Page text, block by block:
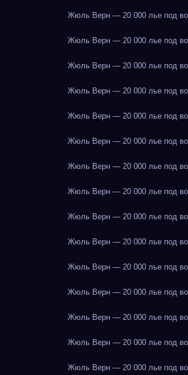
Жюль Верн — 20 000 лье под
Жюль Верн — 20 000 лье под
Жюль Верн — 20 000 лье под
Жюль Верн — 20 000 лье под
Жюль Верн — 20 000 лье под
Жюль Верн — 20 000 лье под
Жюль Верн — 20 000 лье под
Жюль Верн — 20 000 лье под
Жюль Верн — 20 000 лье под
Жюль Верн — 20 000 лье под
Жюль Верн — 20 000 лье под
Жюль Верн — 20 000 лье под
Жюль Верн — 20 000 лье под
Жюль Верн — 20 000 лье под
Жюль Верн — 20 000 лье под